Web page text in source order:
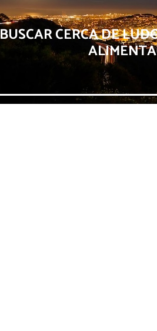
BUSCAR CERCA DE